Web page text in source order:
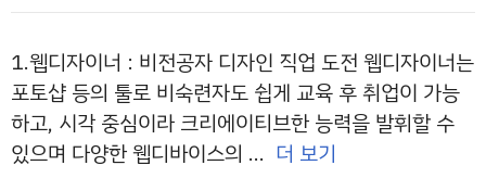
1.웹디자이너 : 비전공자 디자인 직업 도전 웹디자이너는
포토샵 등의 툴로 비숙련자도 쉽게 교육 후 취업이 가능
하고, 시각 중심이라 크리에이티브한 능력을 발휘할 수
있으며 다양한 웹디바이스의 … 더 보기